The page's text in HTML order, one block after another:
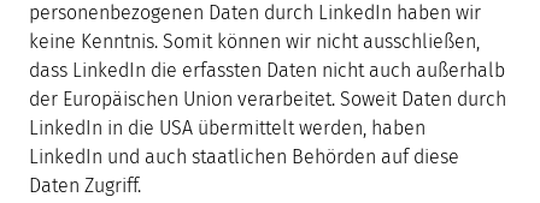
personenbezogenen Daten durch LinkedIn haben wir
keine Kenntnis. Somit können wir nicht ausschließen,
dass LinkedIn die erfassten Daten nicht auch außerhalb
der Europäischen Union verarbeitet. Soweit Daten durch
LinkedIn in die USA übermittelt werden, haben
LinkedIn und auch staatlichen Behörden auf diese
Daten Zugriff.